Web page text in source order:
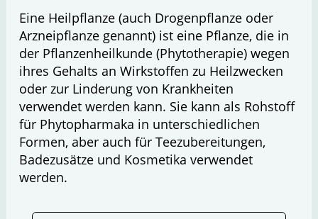
Eine Heilpflanze (auch Drogenpflanze oder
Arzneipflanze genannt) ist eine Pflanze, die in
der Pflanzenheilkunde (Phytotherapie) wegen
ihres Gehalts an Wirkstoffen zu Heilzwecken
oder zur Linderung von Krankheiten
verwendet werden kann. Sie kann als Rohstoff
für Phytopharmaka in unterschiedlichen
Formen, aber auch für Teezubereitungen,
Badezusätze und Kosmetika verwendet
werden.